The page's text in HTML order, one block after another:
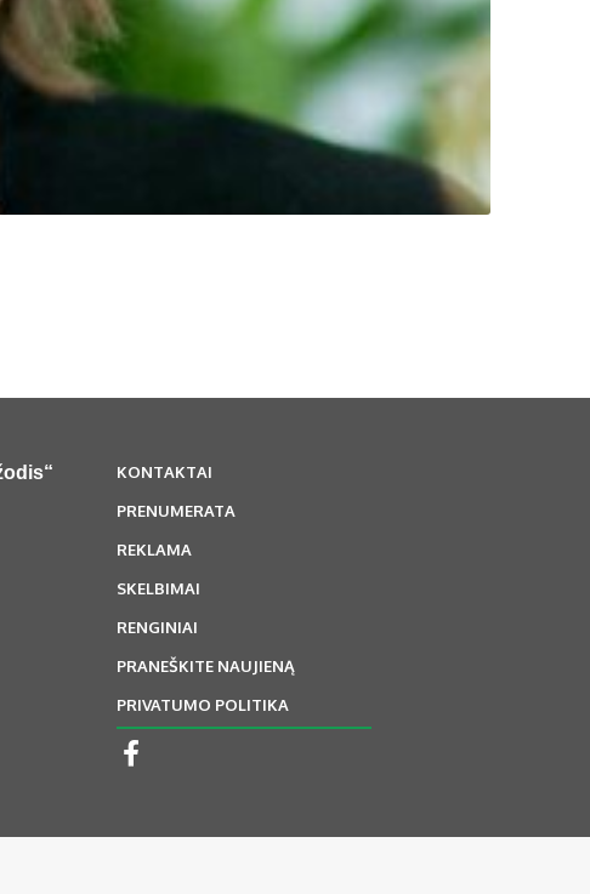
KONTAKTAI
PRENUMERATA
REKLAMA
SKELBIMAI
RENGINIAI
PRANEŠKITE NAUJIENĄ
PRIVATUMO POLITIKA